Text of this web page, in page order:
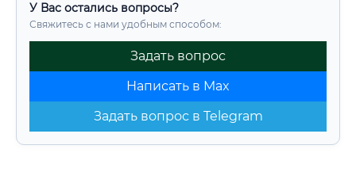
У Вас остались вопросы?
Свяжитесь с нами удобным способом:
Задать вопрос
Написать в Max
Задать вопрос в Telegram